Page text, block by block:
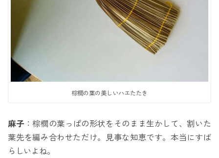
棕櫚の葉の美しいハエたたき
麻子 ：棕櫚の葉っぱの形状をそのまま生かして、割いた
葉先を編み合わせただけ。見事な知恵です。本当にすば
らしいよね。